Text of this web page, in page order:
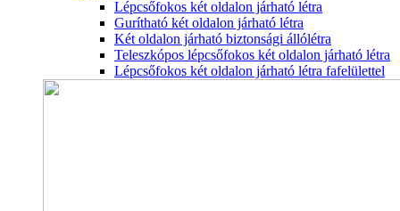
Lépcsőfokos két oldalon járható létra
Gurítható két oldalon járható létra
Két oldalon járható biztonsági állólétra
Teleszkópos lépcsőfokos két oldalon járható létra
Lépcsőfokos két oldalon járható létra fafelülettel